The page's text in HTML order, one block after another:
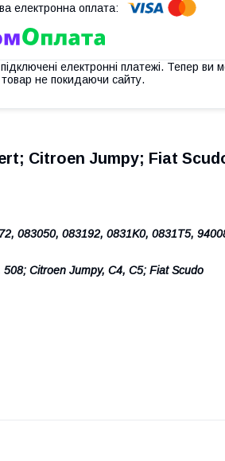
підключені електронні платежі. Тепер ви
не покидаючи сайту.
Citroen Jumpy; Fiat
083050, 083192, 0831K0, 0831T5,
Citroen Jumpy, C4, C5; Fiat Scudo